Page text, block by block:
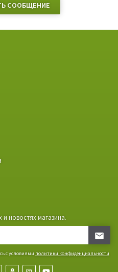
СООБЩЕНИЕ
новостях магазина.
с условиями политики конфиденциальности